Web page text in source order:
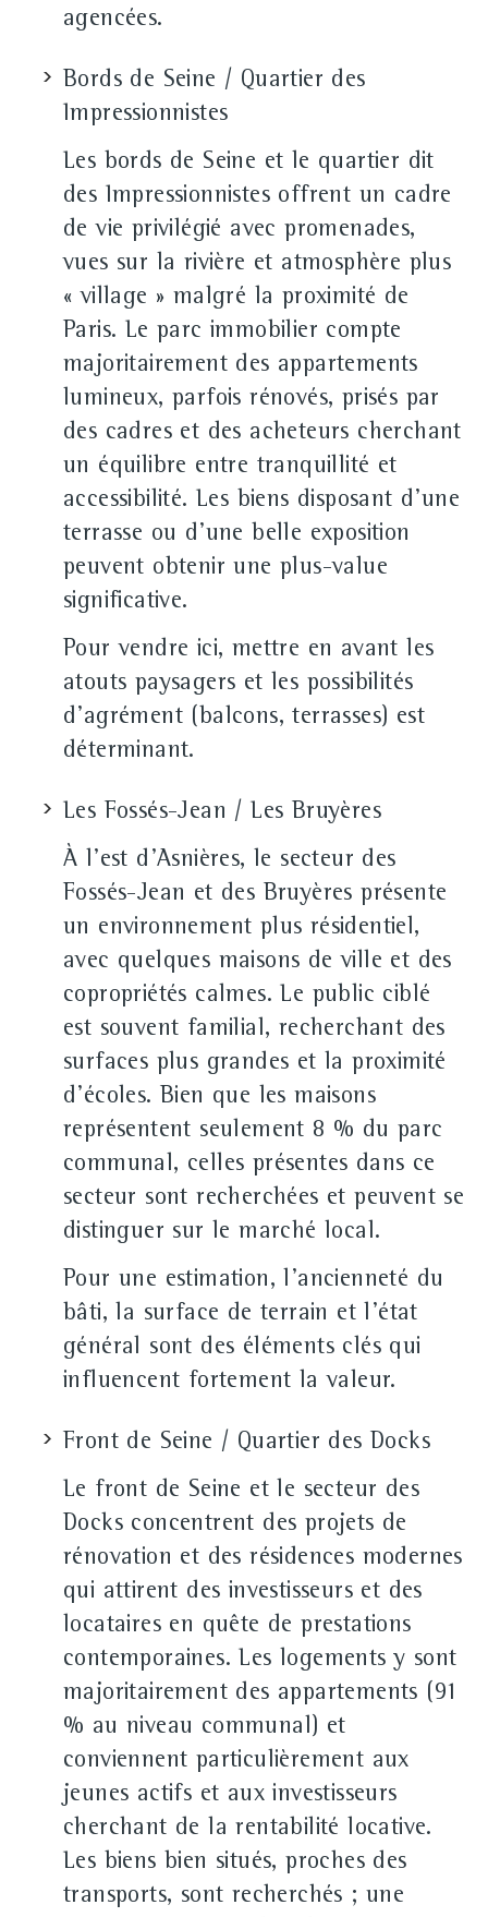
agencées.
Bords de Seine / Quartier des
Impressionnistes
Les bords de Seine et le quartier dit
des Impressionnistes offrent un cadre
de vie privilégié avec promenades,
vues sur la rivière et atmosphère plus
« village » malgré la proximité de
Paris. Le parc immobilier compte
majoritairement des appartements
lumineux, parfois rénovés, prisés par
des cadres et des acheteurs cherchant
un équilibre entre tranquillité et
accessibilité. Les biens disposant d'une
terrasse ou d'une belle exposition
peuvent obtenir une plus-value
significative.
Pour vendre ici, mettre en avant les
atouts paysagers et les possibilités
d'agrément (balcons, terrasses) est
déterminant.
Les Fossés-Jean / Les Bruyères
À l'est d'Asnières, le secteur des
Fossés-Jean et des Bruyères présente
un environnement plus résidentiel,
avec quelques maisons de ville et des
copropriétés calmes. Le public ciblé
est souvent familial, recherchant des
surfaces plus grandes et la proximité
d'écoles. Bien que les maisons
représentent seulement 8 % du parc
communal, celles présentes dans ce
secteur sont recherchées et peuvent se
distinguer sur le marché local.
Pour une estimation, l'ancienneté du
bâti, la surface de terrain et l'état
général sont des éléments clés qui
influencent fortement la valeur.
Front de Seine / Quartier des Docks
Le front de Seine et le secteur des
Docks concentrent des projets de
rénovation et des résidences modernes
qui attirent des investisseurs et des
locataires en quête de prestations
contemporaines. Les logements y sont
majoritairement des appartements (91
% au niveau communal) et
conviennent particulièrement aux
jeunes actifs et aux investisseurs
cherchant de la rentabilité locative.
Les biens bien situés, proches des
transports, sont recherchés ; une